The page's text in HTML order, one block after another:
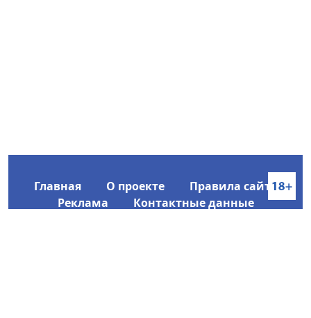
Главная О проекте
Правила сайта
Реклама
Контактные данные